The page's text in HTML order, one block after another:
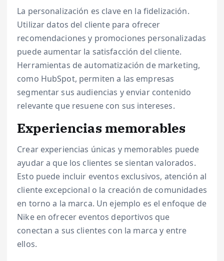
La personalización es clave en la fidelización.
Utilizar datos del cliente para ofrecer
recomendaciones y promociones personalizadas
puede aumentar la satisfacción del cliente.
Herramientas de automatización de marketing,
como HubSpot, permiten a las empresas
segmentar sus audiencias y enviar contenido
relevante que resuene con sus intereses.
Experiencias memorables
Crear experiencias únicas y memorables puede
ayudar a que los clientes se sientan valorados.
Esto puede incluir eventos exclusivos, atención al
cliente excepcional o la creación de comunidades
en torno a la marca. Un ejemplo es el enfoque de
Nike en ofrecer eventos deportivos que
conectan a sus clientes con la marca y entre
ellos.